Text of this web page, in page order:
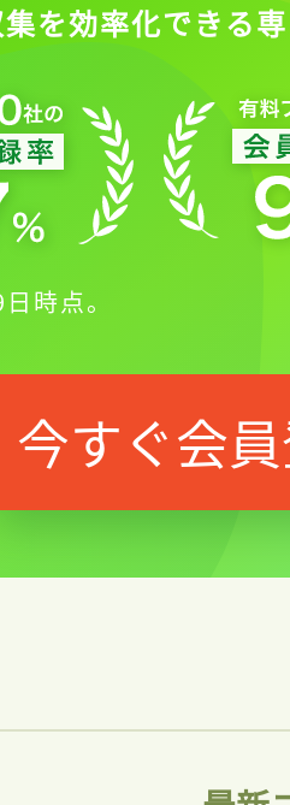
を効率化できる
時点。
今すぐ会